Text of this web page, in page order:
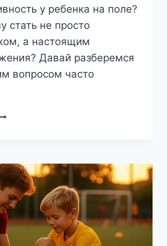
у ребенка на поле?
стать не просто
а настоящим
Давай разберемся
вопросом часто